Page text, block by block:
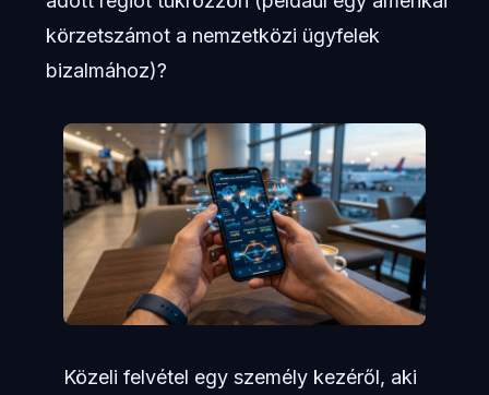
körzetszámot a nemzetközi ügyfelek
bizalmához)?
Közeli felvétel egy személy kezéről, aki